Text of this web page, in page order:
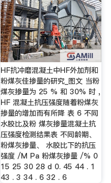
HF抗冲磨混凝土中HF外加剂和
粉煤灰佳掺量的研究_图文 当粉
煤灰掺量为 25 % 和 30% 时 ,
HF 混凝土抗压强度随着粉煤灰
掺量的增加而有所降 表 6 不同
水胶比及粉 煤灰掺量混凝土抗
压强度检测结果表 不同龄期、
粉煤灰掺量、 水胶比下的抗压
强度 /M Pa 粉煤灰掺量 /% 0
15 25 30 28 d 0. 45 44 . 1
43 . 3 34 . 6 32 . 6